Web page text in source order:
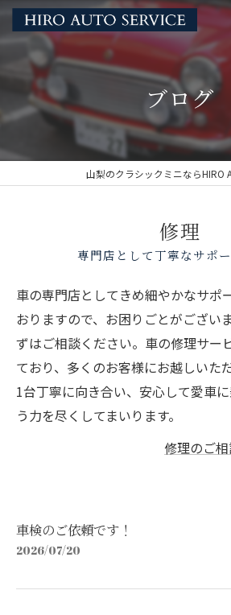
ブログ
山梨のクラシックミニならHIRO
修理
専門店として丁寧なサポ
車の専門店としてきめ細やかなサポ
おりますので、お困りごとがござい
ずはご相談ください。車の修理サー
ており、多くのお客様にお越しいた
1台丁寧に向き合い、安心して愛車
う力を尽くしてまいります。
修理のご
車検のご依頼です！
2026/07/20